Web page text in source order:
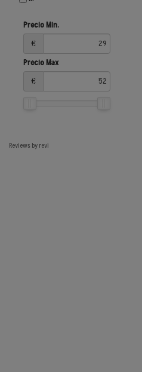
Precio Min.
€
Precio Max
€
Reviews by revi